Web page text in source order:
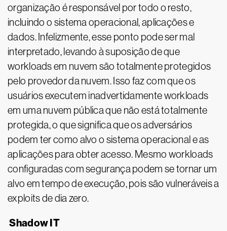
organização é responsável por todo o resto,
incluindo o sistema operacional, aplicações e
dados. Infelizmente, esse ponto pode ser mal
interpretado, levando à suposição de que
workloads em nuvem são totalmente protegidos
pelo provedor da nuvem. Isso faz com que os
usuários executem inadvertidamente workloads
em uma nuvem pública que não está totalmente
protegida, o que significa que os adversários
podem ter como alvo o sistema operacional e as
aplicações para obter acesso. Mesmo workloads
configuradas com segurança podem se tornar um
alvo em tempo de execução, pois são vulneráveis a
exploits de dia zero.
Shadow IT